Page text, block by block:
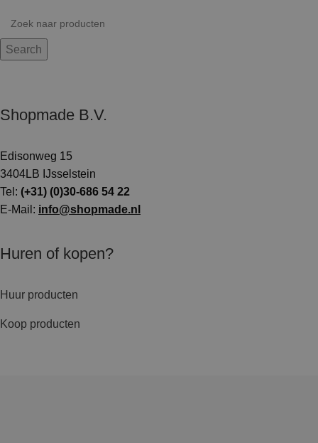
Search
Shopmade B.V.
Edisonweg 15
3404LB IJsselstein
Tel: (+31) (0)30-686 54 22
E-Mail: info@shopmade.nl
Huren of kopen?
Huur producten
Koop producten